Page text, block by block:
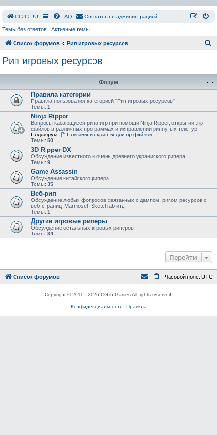
СGIG.RU FAQ Связаться с администрацией
Темы без ответов Активные темы
Список форумов Рип игровых ресурсов
к
Рип игровых ресурсов
Форум
Правила категории
Правила пользования категорией "Рип игровых ресурсов"
Темы: 1
Ninja Ripper
Вопросы касающиеся рипа игр при помощи Ninja Ripper, открытии .rip
файлов в различных программах и исправлении рипнутых текстур
Подфорум:
Плагины и скрипты для rip файлов
Темы: 50
3D Ripper DX
Обсуждение известного и очень древнего украниского рипера
Темы: 9
Game Assassin
Обсуждение китайского рипера
Темы: 35
Веб-рип
Обсуждение любых фопросов связанных с дампом, рипом ресурсов с
веб-страниц. Marmoset, Sketchfab итд
Темы: 1
Другие игровые риперы
Обсуждение остальных игровых риперов
Темы: 34
Перейти
Список форумов Часовой пояс: UTC
Copyright © 2011 - 2026 CG in Games All rights reserved.
Конфиденциальность| Правила